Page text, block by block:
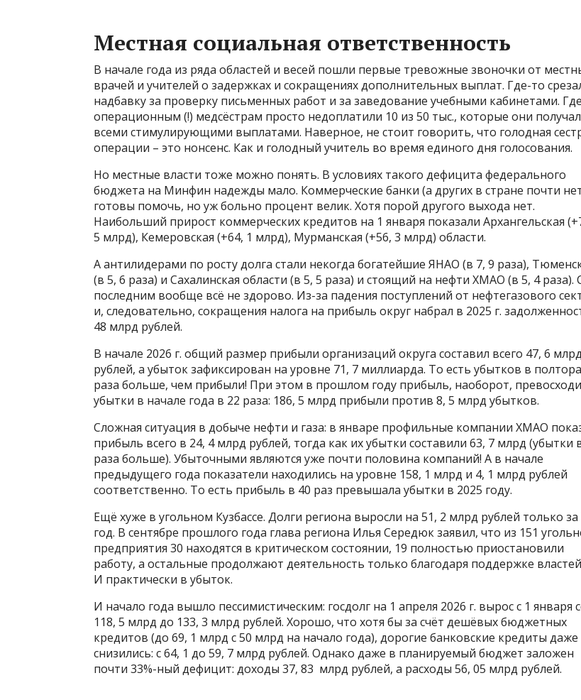
Местная социальная ответственность
В начале года из ряда областей и весей пошли первые тревожные звоночки от
врачей и учителей о задержках и сокращениях дополнительных выплат. Где-то
надбавку за проверку письменных работ и за заведование учебными кабинетами.
операционным (!) медсёстрам просто недоплатили 10 из 50 тыс., которые они
всеми стимулирующими выплатами. Наверное, не стоит говорить, что голодная
операции – это нонсенс. Как и голодный учитель во время единого дня голосования.
Но местные власти тоже можно понять. В условиях такого дефицита федерального
бюджета на Минфин надежды мало. Коммерческие банки (а других в стране почти
готовы помочь, но уж больно процент велик. Хотя порой другого выхода нет.
Наибольший прирост коммерческих кредитов на 1 января показали Архангельская
5 млрд), Кемеровская (+64, 1 млрд), Мурманская (+56, 3 млрд) области.
А антилидерами по росту долга стали некогда богатейшие ЯНАО (в 7, 9 раза),
(в 5, 6 раза) и Сахалинская области (в 5, 5 раза) и стоящий на нефти ХМАО (в 5, 4 раза).
последним вообще всё не здорово. Из-за падения поступлений от нефтегазового
и, следовательно, сокращения налога на прибыль округ набрал в 2025 г.
48 млрд рублей.
В начале 2026 г. общий размер прибыли организаций округа составил всего 47, 6 млрд
рублей, а убыток зафиксирован на уровне 71, 7 миллиарда. То есть убытков в полтора
раза больше, чем прибыли! При этом в прошлом году прибыль, наоборот,
убытки в начале года в 22 раза: 186, 5 млрд прибыли против 8, 5 млрд убытков.
Сложная ситуация в добыче нефти и газа: в январе профильные компании ХМАО
прибыль всего в 24, 4 млрд рублей, тогда как их убытки составили 63, 7 млрд (убытки
раза больше). Убыточными являются уже почти половина компаний! А в начале
предыдущего года показатели находились на уровне 158, 1 млрд и 4, 1 млрд рублей
соответственно. То есть прибыль в 40 раз превышала убытки в 2025 году.
Ещё хуже в угольном Кузбассе. Долги региона выросли на 51, 2 млрд рублей только за
год. В сентябре прошлого года глава региона Илья Середюк заявил, что из 151
предприятия 30 находятся в критическом состоянии, 19 полностью приостановили
работу, а остальные продолжают деятельность только благодаря поддержке
И практически в убыток.
И начало года вышло пессимистическим: госдолг на 1 апреля 2026 г. вырос с 1 января
118, 5 млрд до 133, 3 млрд рублей. Хорошо, что хотя бы за счёт дешёвых бюджетных
кредитов (до 69, 1 млрд с 50 млрд на начало года), дорогие банковские кредиты даже
снизились: с 64, 1 до 59, 7 млрд рублей. Однако даже в планируемый бюджет заложен
почти 33%-ный дефицит: доходы 37, 83 млрд рублей, а расходы 56, 05 млрд рублей.